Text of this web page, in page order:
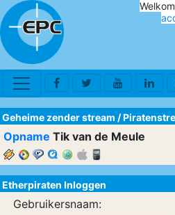
Geheime zender stream /
Opname Tik van de Meule
Etherpiraten Inloggen
Gebruikersnaam: